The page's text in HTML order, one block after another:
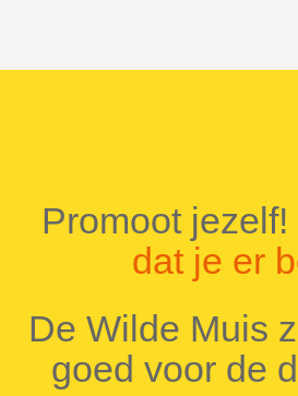
Promoot jezelf!
dat je er
De Wilde Muis
goed voor de